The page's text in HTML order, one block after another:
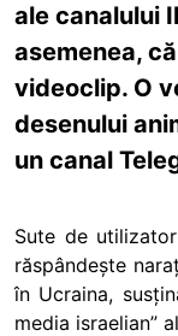
ale canalului
asemenea,
videoclip. O
desenului
un canal
Sute de
răspândește
în Ucraina,
media israelian”